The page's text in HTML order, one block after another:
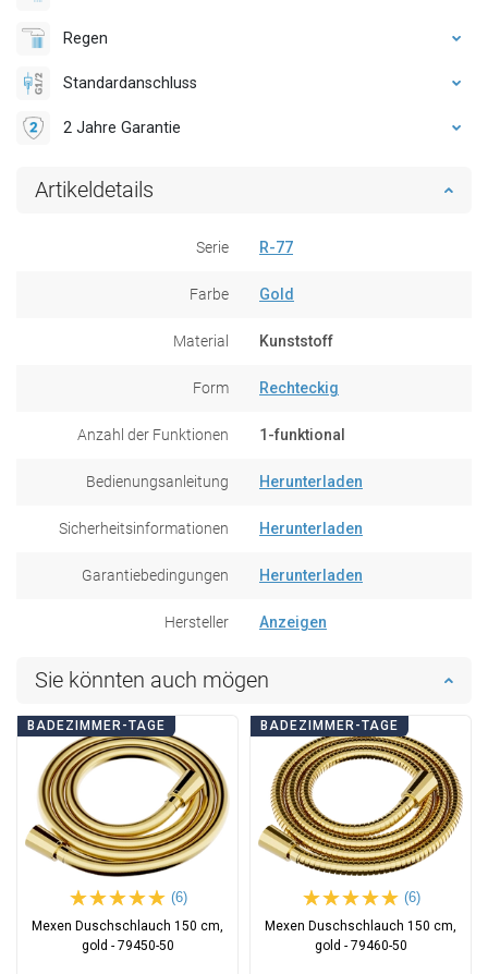
Regen
Standardanschluss
2 Jahre Garantie
Artikeldetails
Serie R-77
Farbe Gold
Material Kunststoff
Form Rechteckig
Anzahl der Funktionen 1-funktional
Bedienungsanleitung Herunterladen
Sicherheitsinformationen Herunterladen
Garantiebedingungen Herunterladen
Hersteller Anzeigen
Sie könnten auch mögen
BADEZIMMER-TAGE
(6)
Mexen Duschschlauch 150 cm,
gold - 79450-50
BADEZIMMER-TAGE
(6)
Mexen Duschschlauch 150 cm,
gold - 79460-50